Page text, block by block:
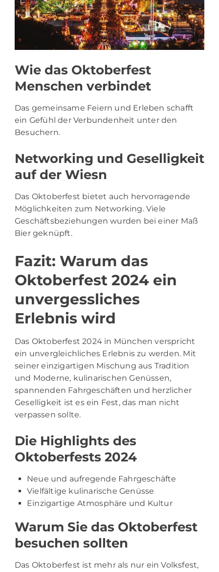
Wie das Oktoberfest
Menschen verbindet
Das gemeinsame Feiern und Erleben schafft
ein Gefühl der Verbundenheit unter den
Besuchern.
Networking und Geselligkeit
auf der Wiesn
Das Oktoberfest bietet auch hervorragende
Möglichkeiten zum Networking. Viele
Geschäftsbeziehungen wurden bei einer Maß
Bier geknüpft.
Fazit: Warum das
Oktoberfest 2024 ein
unvergessliches
Erlebnis wird
Das Oktoberfest 2024 in München verspricht
ein unvergleichliches Erlebnis zu werden. Mit
seiner einzigartigen Mischung aus Tradition
und Moderne, kulinarischen Genüssen,
spannenden Fahrgeschäften und herzlicher
Geselligkeit ist es ein Fest, das man nicht
verpassen sollte.
Die Highlights des
Oktoberfests 2024
Neue und aufregende Fahrgeschäfte
Vielfältige kulinarische Genüsse
Einzigartige Atmosphäre und Kultur
Warum Sie das Oktoberfest
besuchen sollten
Das Oktoberfest ist mehr als nur ein Volksfest,